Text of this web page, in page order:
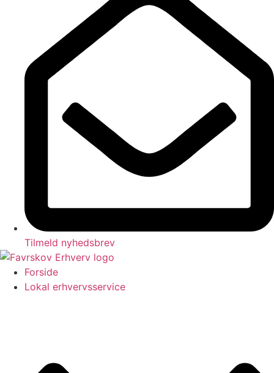
Tilmeld nyhedsbrev
Forside
Lokal erhvervsservice